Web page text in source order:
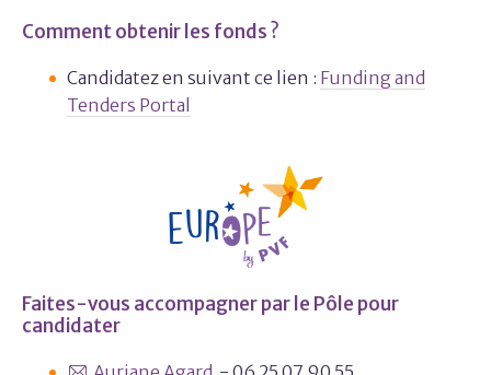
Comment obtenir les fonds ?
Candidatez en suivant ce lien : Funding and
Tenders Portal
Faites-vous accompagner par le Pôle pour
candidater